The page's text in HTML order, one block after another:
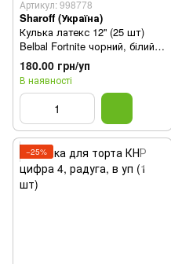
Артикул: 998778
Sharoff (Україна)
Кулька латекс 12'' (25 шт)
Belbal Fortnite чорний, білий
(30 см)
180.00 грн/уп
В наявності
−25%